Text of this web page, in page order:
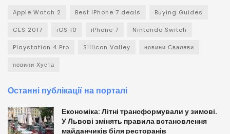
Apple Watch 2 Best iPhone 7 deals Buying Guides
CES 2017 iOS 10 iPhone 7 Nintendo Switch
Playstation 4 Pro Sillicon Valley новини Сваляви
новини Хуста
Останні публікації на порталі
Економіка: Літні трансформували у зимові.
У Львові змінять правила встановлення
майданчиків біля ресторанів